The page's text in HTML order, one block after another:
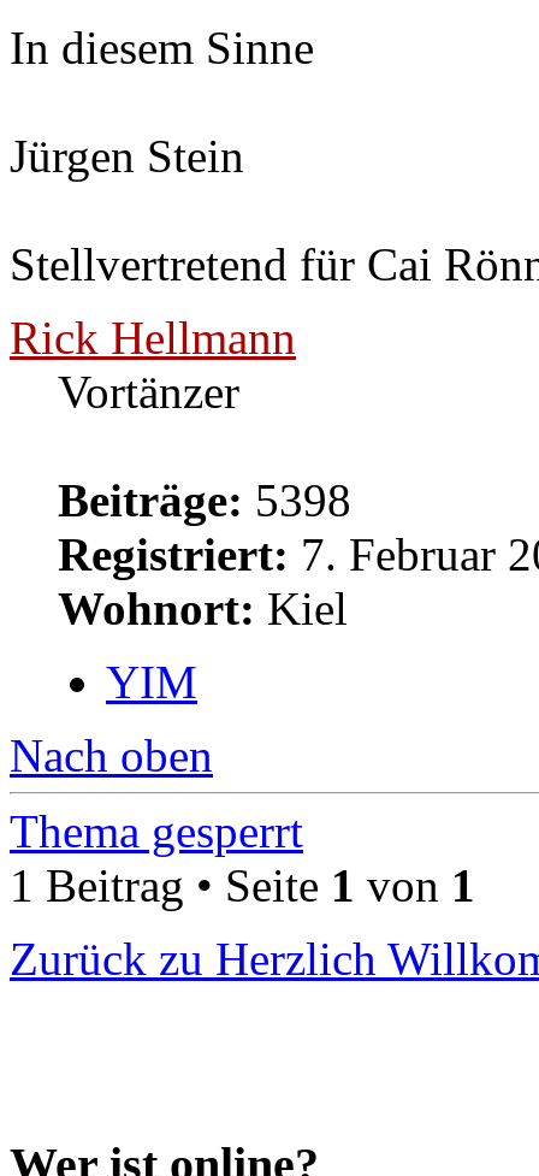
In diesem Sinne
Jürgen Stein
Stellvertretend für Cai
Rick Hellmann
Vortänzer
Beiträge: 5398
Registriert: 7. Februar
Wohnort: Kiel
YIM
Nach oben
Thema gesperrt
1 Beitrag • Seite 1 von 1
Zurück zu Herzlich
Wer ist online?